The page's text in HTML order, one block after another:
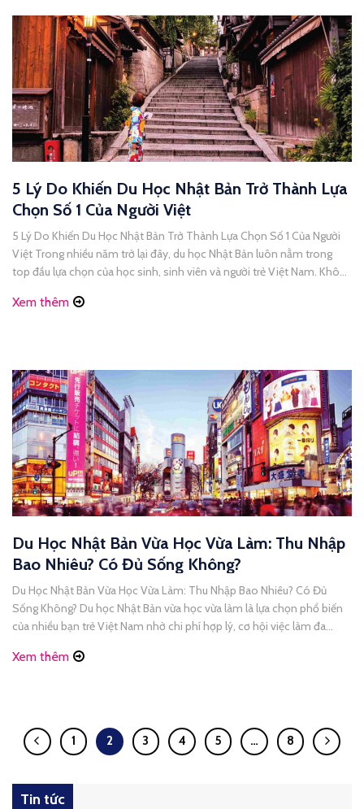
5 Lý Do Khiến Du Học Nhật Bản Trở Thành Lựa
Chọn Số 1 Của Người Việt
5 Lý Do Khiến Du Học Nhật Bản Trở Thành Lựa Chọn Số 1 Của Người
Việt Trong nhiều năm trở lại đây, du học Nhật Bản luôn nằm trong
top đầu lựa chọn của học sinh, sinh viên và người trẻ Việt Nam. Không
Xem thêm
Du Học Nhật Bản Vừa Học Vừa Làm: Thu Nhập
Bao Nhiêu? Có Đủ Sống Không?
Du Học Nhật Bản Vừa Học Vừa Làm: Thu Nhập Bao Nhiêu? Có Đủ
Sống Không? Du học Nhật Bản vừa học vừa làm là lựa chọn phổ biến
của nhiều bạn trẻ Việt Nam nhờ chi phí hợp lý, cơ hội việc làm đa
Xem thêm
1 2 3 4 5 … 8
Tin tức